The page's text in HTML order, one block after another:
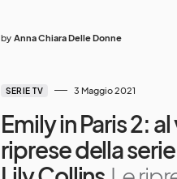
by Anna Chiara Delle Donne
SERIE TV 3 Maggio 2021
Emily in Paris 2: al
riprese della